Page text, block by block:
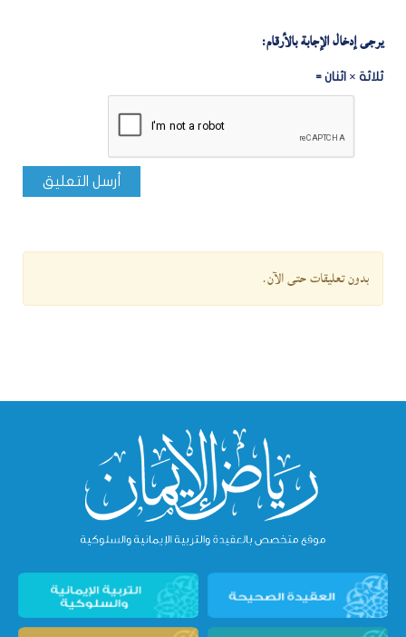
يرجى إدخال الإجابة بالأرقام:
ثلاثة × اثنان =
أرسل التعليق
بدون تعليقات حتى الآن.